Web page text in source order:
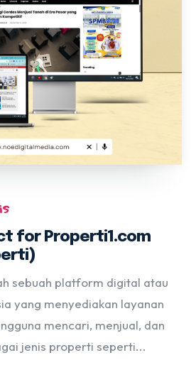
for Properti1.com
sebuah platform digital atau
yang menyediakan layanan
mencari, menjual, dan
jenis properti seperti...